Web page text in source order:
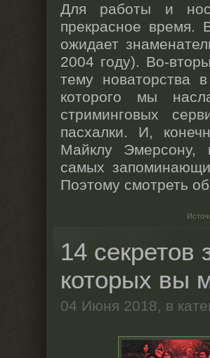
Для работы и
прекрасное время.
ожидает
2004 году). Во-
тему новаторства
которого мы
стриминговых
пасхалки. И,
Майклу Эмерсону,
самых
Поэтому смотреть
14 секретов
которых вы
04 Июня 2018, в